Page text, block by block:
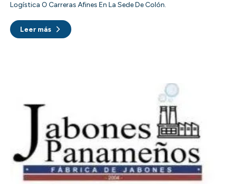
Logística O Carreras Afines En La Sede De Colón.
Leer más